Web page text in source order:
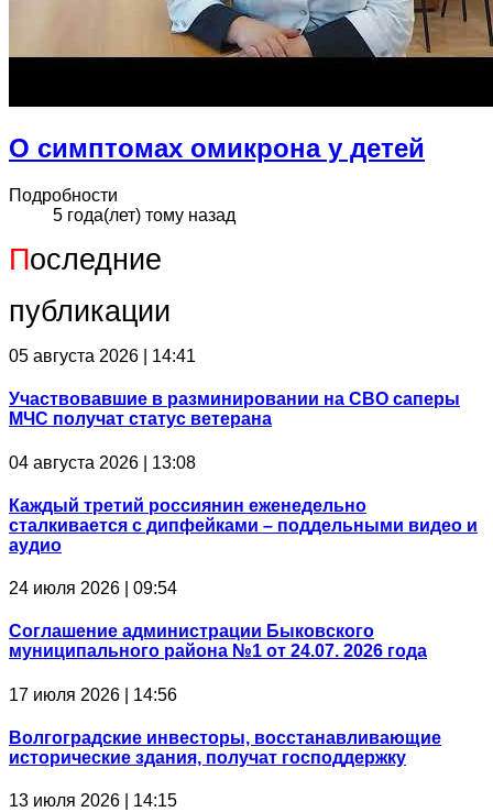
О симптомах омикрона у детей
Подробности
5 года(лет) тому назад
Последние
публикации
05 августа 2026 | 14:41
Участвовавшие в разминировании на СВО саперы
МЧС получат статус ветерана
04 августа 2026 | 13:08
Каждый третий россиянин еженедельно
сталкивается с дипфейками – поддельными видео и
аудио
24 июля 2026 | 09:54
Соглашение администрации Быковского
муниципального района №1 от 24.07. 2026 года
17 июля 2026 | 14:56
Волгоградские инвесторы, восстанавливающие
исторические здания, получат господдержку
13 июля 2026 | 14:15